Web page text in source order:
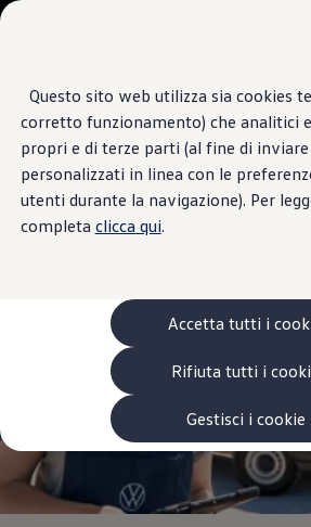
Questo sito web utilizza sia cookies
corretto funzionamento) che analitici
propri e di terze parti (al fine di
personalizzati in linea con le
utenti durante la navigazione). Per
completa clicca qui.
Accetta tutti i
Rifiuta tutti i
Gestisci i cookie
Passa ai
contenuti
principali
Passa
a
fondo
pagina
VanLife
Pick-up
Veicoli Commerciali
Van
Modelli precedenti
Confronta i modelli
Configurazioni salvate
Volkswagen Auto
Acquista il tuo Veicolo Volkswagen
Ecoincentivi
5 Plus
Usato Certificato
Garanzia Usato
Assicurazioni
Clienti Business
Gamma, promozioni e
Service Flotte
Area Contatti Clienti
Servizi Finanziari
Progetto Valore
AUTOVELLETRI
| 8 Recensioni